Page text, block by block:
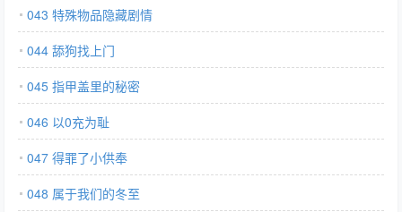
043 特殊物品隐藏剧情
044 舔狗找上门
045 指甲盖里的秘密
046 以0充为耻
047 得罪了小供奉
048 属于我们的冬至